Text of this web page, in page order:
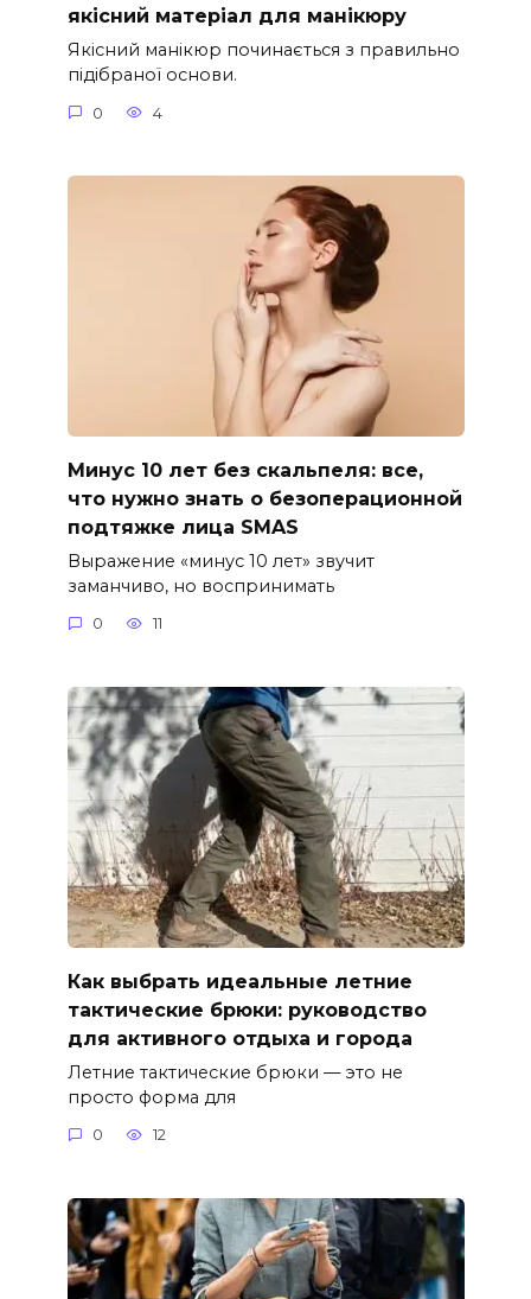
якісний матеріал для манікюру
Якісний манікюр починається з правильно
підібраної основи.
0 4
Минус 10 лет без скальпеля: все,
что нужно знать о безоперационной
подтяжке лица SMAS
Выражение «минус 10 лет» звучит
заманчиво, но воспринимать
0 11
Как выбрать идеальные летние
тактические брюки: руководство
для активного отдыха и города
Летние тактические брюки — это не
просто форма для
0 12